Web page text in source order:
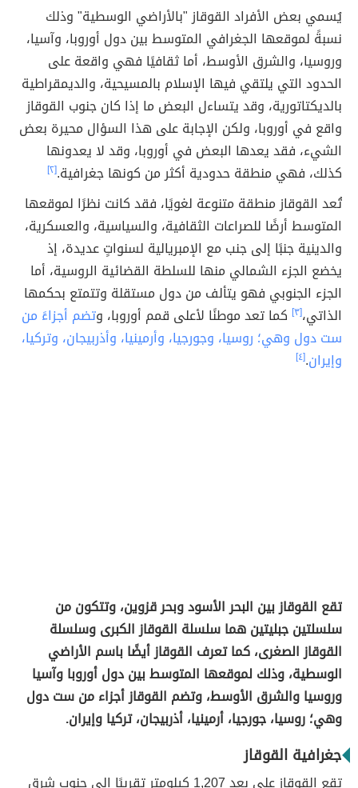
يُسمي بعض الأفراد القوقاز "بالأراضي الوسطية" وذلك
نسبةً لموقعها الجغرافي المتوسط بين دول أوروبا، وآسيا،
وروسيا، والشرق الأوسط، أما ثقافيًا فهي واقعة على
الحدود التي يلتقي فيها الإسلام بالمسيحية، والديمقراطية
بالديكتاتورية، وقد يتساءل البعض ما إذا كان جنوب القوقاز
واقع في أوروبا، ولكن الإجابة على هذا السؤال محيرة بعض
الشيء، فقد يعدها البعض في أوروبا، وقد لا يعدونها
كذلك، فهي منطقة حدودية أكثر من كونها جغرافية.[٢]
تُعد القوقاز منطقة متنوعة لغويًا، فقد كانت نظرًا لموقعها
المتوسط أرضًا للصراعات الثقافية، والسياسية، والعسكرية،
والدينية جنبًا إلى جنب مع الإمبريالية لسنواتٍ عديدة، إذ
يخضع الجزء الشمالي منها للسلطة القضائية الروسية، أما
الجزء الجنوبي فهو يتألف من دول مستقلة وتتمتع بحكمها
الذاتي،[٣] كما تعد موطنًا لأعلى قمم أوروبا، وتضم أجزاءً من
ست دول وهي؛ روسيا، وجورجيا، وأرمينيا، وأذربيجان، وتركيا،
وإيران.[٤]
تقع القوقاز بين البحر الأسود وبحر قزوين، وتتكون من
سلسلتين جبليتين هما سلسلة القوقاز الكبرى وسلسلة
القوقاز الصغرى، كما تعرف القوقاز أيضًا باسم الأراضي
الوسطية، وذلك لموقعها المتوسط بين دول أوروبا وآسيا
وروسيا والشرق الأوسط، وتضم القوقاز أجزاء من ست دول
وهي؛ روسيا، جورجيا، أرمينيا، أذربيجان، تركيا وإيران.
جغرافية القوقاز
تقع القوقاز على بعد 1,207 كيلومتر تقريبًا إلى جنوب شرق